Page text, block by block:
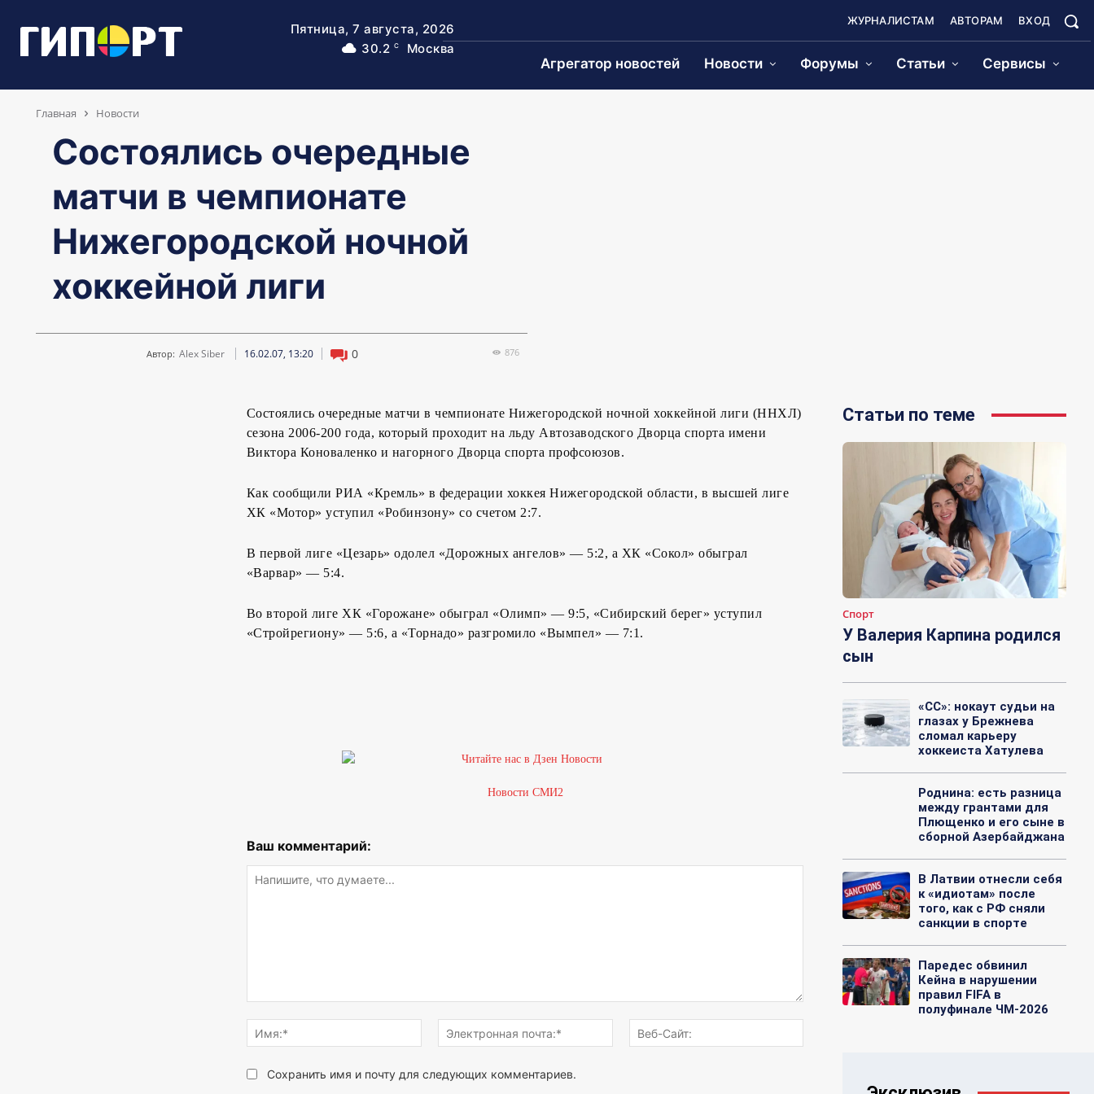
Пятница, 7 августа, 2026
30.2
C Москва
ЖУРНАЛИСТАМ АВТОРАМ ВХОД
Агрегатор новостей Новости Форумы Статьи Сервисы
Главная Новости
Состоялись очередные
матчи в чемпионате
Нижегородской ночной
хоккейной лиги
Автор: Alex Siber 16.02.07, 13:20 0 876
Состоялись очередные матчи в чемпионате Нижегородской ночной хоккейной лиги (ННХЛ)
сезона 2006-200 года, который проходит на льду Автозаводского Дворца спорта имени
Виктора Коноваленко и нагорного Дворца спорта профсоюзов.
Как сообщили РИА «Кремль» в федерации хоккея Нижегородской области, в высшей лиге
ХК «Мотор» уступил «Робинзону» со счетом 2:7.
В первой лиге «Цезарь» одолел «Дорожных ангелов» — 5:2, а ХК «Сокол» обыграл
«Варвар» — 5:4.
Во второй лиге ХК «Горожане» обыграл «Олимп» — 9:5, «Сибирский берег» уступил
«Стройрегиону» — 5:6, а «Торнадо» разгромило «Вымпел» — 7:1.
Новости СМИ2
Ваш комментарий:
что
думаете...
Имя:*
Электронная
почта:*
Сохранить имя и почту для следующих комментариев.
Статьи по теме
Спорт
У Валерия Карпина родился
сын
«СС»: нокаут судьи на
глазах у Брежнева
сломал карьеру
хоккеиста Хатулева
Роднина: есть разница
между грантами для
Плющенко и его сыне в
сборной Азербайджана
В Латвии отнесли себя
к «идиотам» после
того, как с РФ сняли
санкции в спорте
Паредес обвинил
Кейна в нарушении
правил FIFA в
полуфинале ЧМ-2026